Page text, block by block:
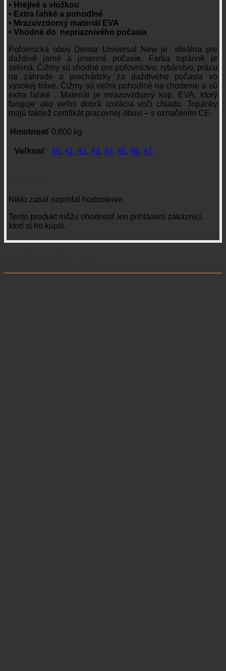
• Hrejivé s vložkou
• Extra ľahké a pohodlné
• Mrazuvzdorný materiál EVA
• Vhodné do nepriaznivého počasia
Poľovnícka obuv Demar Universal New je ideálna pre
daždivé jarné a jesenné počasie. Farba topánok je
zelená. Čižmy sú vhodné pre poľovníctvo, rybárstvo, prácu
na záhrade a prechádzky za daždivého počasia vo
vysokej tráve. Čižmy sú veľmi pohodlné na chodenie a sú
extra ľahké . Materiál je mrazuvzdorný kop. EVA, ktorý
funguje ako veľmi dobrá izolácia voči chladu. Topánky
majú taktiež certifikát pracovnej obuvi – s označením CE.
Hmotnosť 0,600 kg
Veľkosť 40,41,42,43,44,45,46,47
Nikto zatiaľ nepridal hodnotenie.
Tento produkt môžu ohodnotiť len prihlásení zákazníci,
ktorí si ho kúpili.